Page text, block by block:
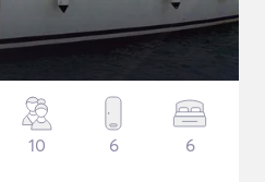
10 6 6